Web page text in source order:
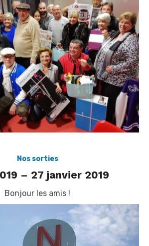
Nos sorties
– 27 janvier 2019
Bonjour les amis !